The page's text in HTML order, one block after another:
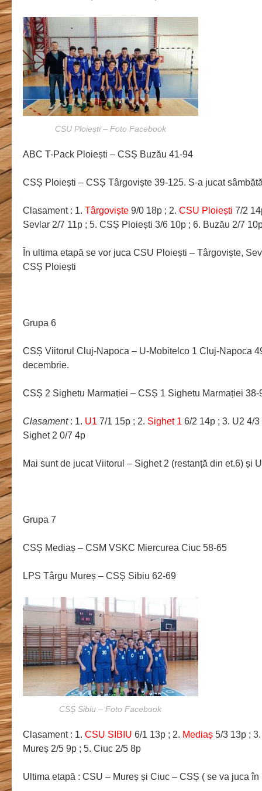
CSU Ploiești – Foto Facebook
ABC T-Pack Ploiești – CSȘ Buzău 41-94
CSȘ Ploiești – CSȘ Târgoviște 39-125. S-a jucat
Clasament : 1. Târgoviște9/0 18p ; 2. CSU Ploiești 7/2
Sevlar 2/7 11p ; 5. CSȘ Ploiești 3/6 10p ; 6. Buzău 2/7
În ultima etapă se vor juca CSU Ploiești – Târgoviște,
CSȘ Ploiești
Grupa 6
CSȘ Viitorul Cluj-Napoca – U-Mobitelco 1 Cluj-Napoca
decembrie.
CSȘ 2 Sighetu Marmației – CSȘ 1 Sighetu Marmației 38-
Clasament: 1. U1 7/1 15p ; 2. Sighet 1 6/2 14p ; 3. U2 4/
Sighet 2 0/7 4p
Mai sunt de jucat Viitorul – Sighet 2 (restanță din et.6) și
Grupa 7
CSȘ Mediaș – CSM VSKC Miercurea Ciuc 58-65
LPS Târgu Mureș – CSȘ Sibiu 62-69
CSȘ Sibiu – Foto Facebook
Clasament : 1. CSU SIBIU 6/1 13p ; 2. Mediaș5/3 13p ;
Mureș 2/5 9p ; 5. Ciuc 2/5 8p
Ultima etapă : CSU – Mureș și Ciuc – CSȘ ( se va juca în